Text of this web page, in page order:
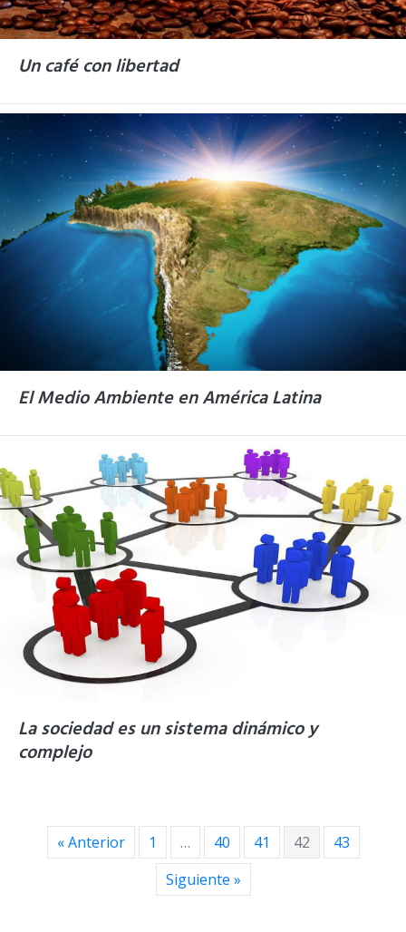
Un café con libertad
El Medio Ambiente en América Latina
La sociedad es un sistema dinámico y
complejo
« Anterior 1 … 40 41 42
43
Siguiente »